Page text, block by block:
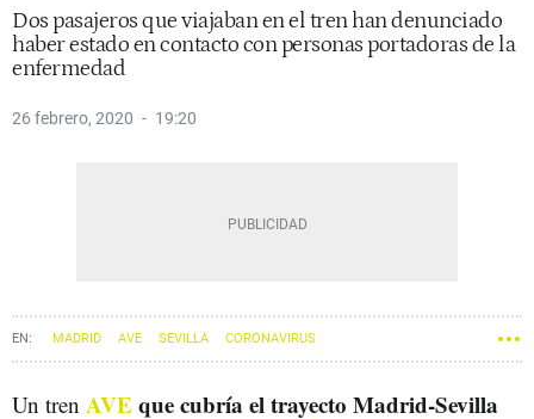
Dos pasajeros que viajaban en el tren han denunciado
haber estado en contacto con personas portadoras de la
enfermedad
26 febrero, 2020 19:20
MADRID AVE SEVILLA CORONAVIRUS
Un tren AVE que cubría el trayecto Madrid-Sevilla